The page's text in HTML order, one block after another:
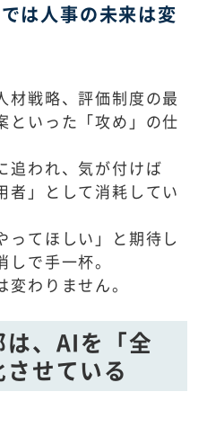
は人事の未来は変
材戦略、評価制度の最
といった「攻め」の仕
追われ、気が付けば
者」として消耗してい
ってほしい」と期待し
で手一杯。
わりません。
、AIを「全
せている